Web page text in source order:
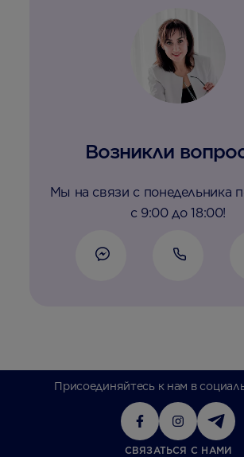
Возникли
Мы на связи с понедельника
с 9:00 до 18:00!
Присоединяйтесь к нам в
СВЯЗАТЬСЯ С НАМИ